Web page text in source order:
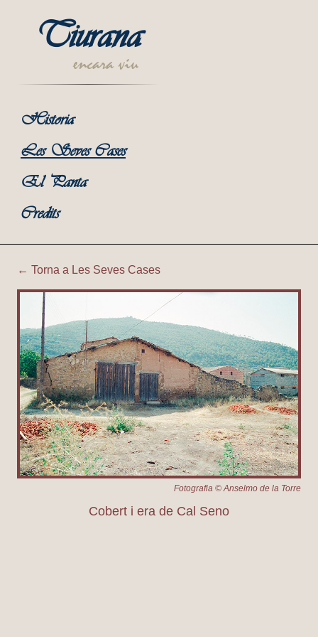
Tiurana
encara viu
Historia
Les Seves Cases
El Panta
Credits
Tiurana | Cobert i era de
← Torna a Les Seves Cases
Fotografia © Anselmo de la Torre
Cobert i era de Cal Seno